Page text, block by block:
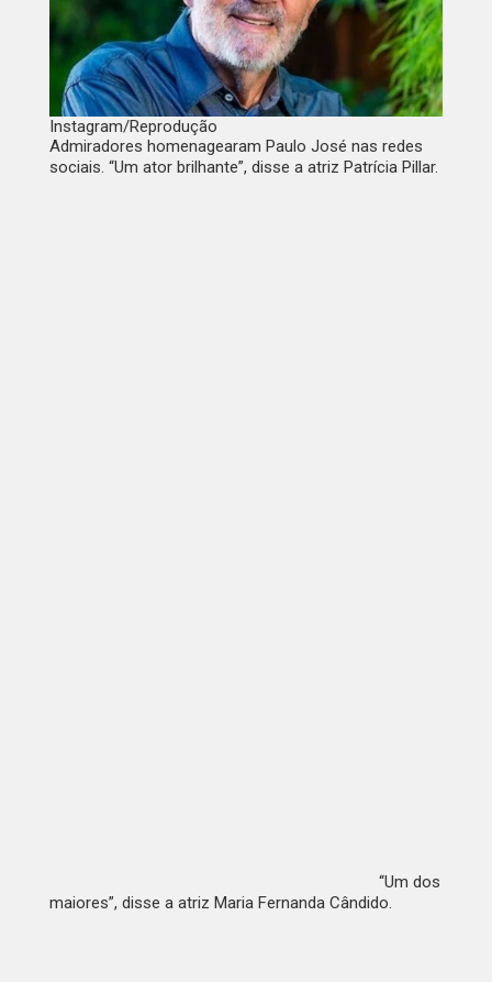
Instagram/Reprodução
Admiradores homenagearam Paulo José nas redes
sociais. “Um ator brilhante”, disse a atriz Patrícia Pillar.
“Um dos
maiores”, disse a atriz Maria Fernanda Cândido.